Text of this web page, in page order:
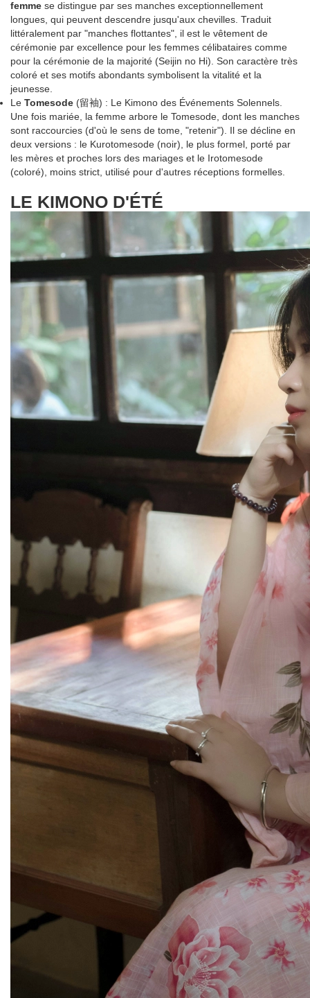
femme se distingue par ses manches exceptionnellement
longues, qui peuvent descendre jusqu'aux chevilles. Traduit
littéralement par "manches flottantes", il est le vêtement de
cérémonie par excellence pour les femmes célibataires comme
pour la cérémonie de la majorité (Seijin no Hi). Son caractère très
coloré et ses motifs abondants symbolisent la vitalité et la
jeunesse.
Le Tomesode (留袖) : Le Kimono des Événements Solennels.
Une fois mariée, la femme arbore le Tomesode, dont les manches
sont raccourcies (d'où le sens de tome, "retenir"). Il se décline en
deux versions : le Kurotomesode (noir), le plus formel, porté par
les mères et proches lors des mariages et le Irotomesode
(coloré), moins strict, utilisé pour d'autres réceptions formelles.
LE KIMONO D'ÉTÉ